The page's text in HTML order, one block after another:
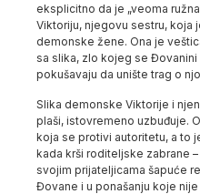
eksplicitno da je „veoma
Viktoriju, njegovu sestru, koja
demonske žene. Ona je
sa slika, zlo kojeg se
pokušavaju da unište trag o
Slika demonske Viktorije i
plaši, istovremeno uzbuđuje.
koja se protivi autoritetu, a to
kada krši roditeljske zabrane
svojim prijateljicama šapuće
Đovane i u ponašanju koje